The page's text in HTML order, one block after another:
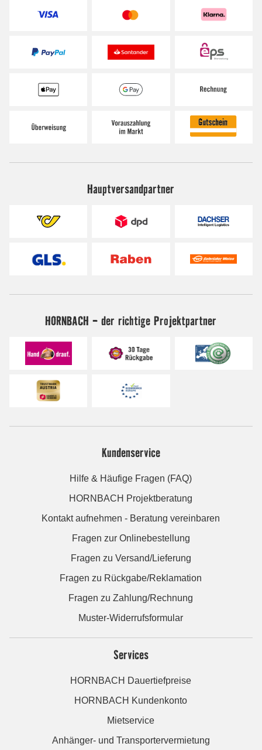
Hauptversandpartner
HORNBACH - der richtige Projektpartner
Kundenservice
Hilfe & Häufige Fragen (FAQ)
HORNBACH Projektberatung
Kontakt aufnehmen - Beratung vereinbaren
Fragen zur Onlinebestellung
Fragen zu Versand/Lieferung
Fragen zu Rückgabe/Reklamation
Fragen zu Zahlung/Rechnung
Muster-Widerrufsformular
Services
HORNBACH Dauertiefpreise
HORNBACH Kundenkonto
Mietservice
Anhänger- und Transportervermietung